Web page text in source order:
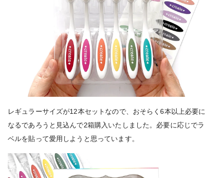
レギュラーサイズが12本セットなので、おそらく6本以上必要に
なるであろうと見込んで2箱購入いたしました。必要に応じでラ
ベルを貼って愛用しようと思っています。